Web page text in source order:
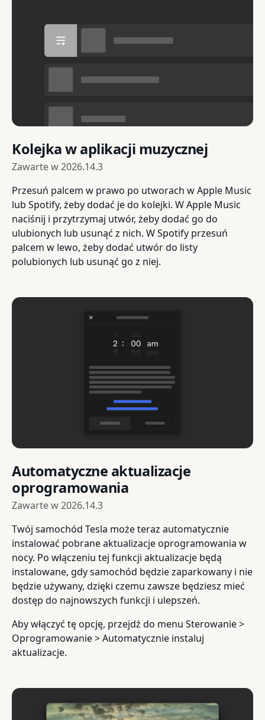
Kolejka w aplikacji muzycznej
Zawarte w2026.14.3
Przesuń palcem w prawo po utworach w Apple Music
lub Spotify, żeby dodać je do kolejki. W Apple Music
naciśnij i przytrzymaj utwór, żeby dodać go do
ulubionych lub usunąć z nich. W Spotify przesuń
palcem w lewo, żeby dodać utwór do listy
polubionych lub usunąć go z niej.
Automatyczne aktualizacje
oprogramowania
Zawarte w2026.14.3
Twój samochód Tesla może teraz automatycznie
instalować pobrane aktualizacje oprogramowania w
nocy. Po włączeniu tej funkcji aktualizacje będą
instalowane, gdy samochód będzie zaparkowany i nie
będzie używany, dzięki czemu zawsze będziesz mieć
dostęp do najnowszych funkcji i ulepszeń.
Aby włączyć tę opcję, przejdź do menu Sterowanie >
Oprogramowanie > Automatycznie instaluj
aktualizacje.